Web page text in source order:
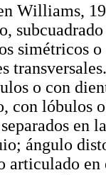
Williams,
simétricos
o con
con lóbulos
en
ángulo
articulado